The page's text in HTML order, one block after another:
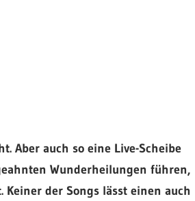
Aber auch so eine Live-Scheibe
Wunderheilungen führen,
der Songs lässt einen auch